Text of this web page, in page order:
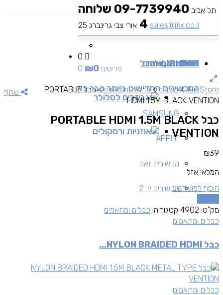
תל אביב
09-7739940 שלוחה
4 אורי צבי גרינברג 25 sales@ifix.co.il
0
0 פריטים
₪0 IPHONE
IPAD
MAC
אביזרים
אביזרים לסלולר
אוזניות ורמקולים
מכשירי סלולרכל
המכשירים החדישים ביותר כבר כאן
SAMSUNG
APPLE
מכשירים זאפ
מכשירים יד 2
שירותי מעבדה
כבלים ומתאמים
שתף iFix Store
>מוצרים>כבלים ומתאמים>
כבל PORTABLE
HDMI 1.5M BLACK VENTION
כבל PORTABLE HDMI 1.5M BLACK
VENTION
₪39
המלאי אזל
הוסף למועדפים
מק"ט: 4902 קטגוריה: כבלים ומתאמים
כבלים ומתאמים
כבל NYLON BRAIDED HDMI...
כבלים ומתאמים